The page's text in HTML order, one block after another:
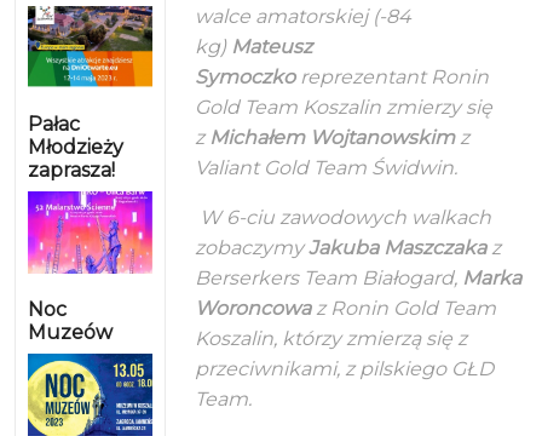
Pałac
Młodzieży
zaprasza!
Noc
Muzeów
walce amatorskiej (-84
kg) Mateusz
Symoczko reprezentant Ronin
Gold Team Koszalin zmierzy się
z Michałem Wojtanowskimz
Valiant Gold Team Świdwin.
W 6-ciu zawodowych walkach
zobaczymyJakuba Maszczakaz
Berserkers Team Białogard, Marka
Woroncowaz Ronin Gold Team
Koszalin, którzy zmierzą się z
przeciwnikami, z pilskiego GŁD
Team.